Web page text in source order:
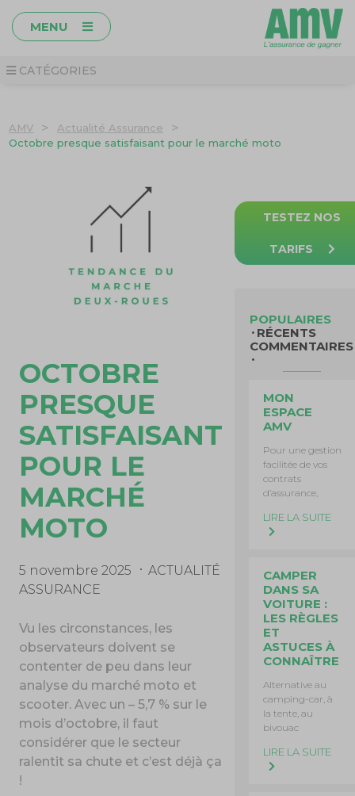
MENU
CATÉGORIES
AMV > Actualité Assurance >
Octobre presque satisfaisant pour le marché moto
OCTOBRE
PRESQUE
SATISFAISANT
POUR LE
MARCHÉ
MOTO
5 novembre 2025
ACTUALITÉ
ASSURANCE
Vu les circonstances, les
observateurs doivent se
contenter de peu dans leur
analyse du marché moto et
scooter. Avec un – 5,7 % sur le
mois d’octobre, il faut
considérer que le secteur
ralentit sa chute et c’est déjà ça
!
TESTEZ NOS
TARIFS
POPULAIRES
RÉCENTS
COMMENTAIRES
MON
ESPACE
AMV
Pour une gestion
facilitée de vos
contrats
d’assurance,
LIRE LA SUITE
CAMPER
DANS SA
VOITURE :
LES RÈGLES
ET
ASTUCES À
CONNAÎTRE
Alternative au
camping-car, à
la tente, au
bivouac
LIRE LA SUITE